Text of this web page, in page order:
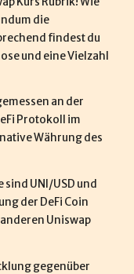
die
findest du
und eine Vielzahl
an der
Protokoll im
Währung des
UNI/USD und
der DeFi Coin
Uniswap
gegenüber